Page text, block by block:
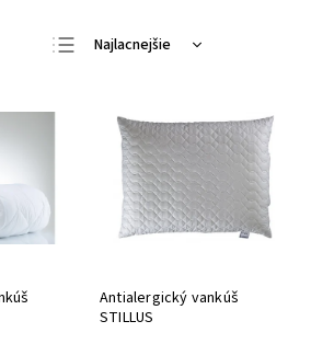
Najlacnejšie
Najpredávanejšie
Abecedne
Antialergický vankúš
STILLUS